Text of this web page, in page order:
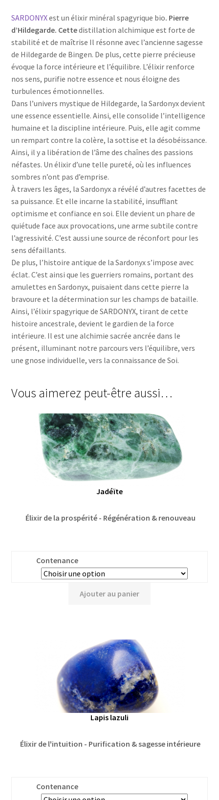
SARDONYXest un élixir minéral spagyrique bio. Pierre
d’Hildegarde. Cettedistillation alchimique est forte de
stabilité et de maîtrise Il résonne avec l’ancienne sagesse
de Hildegarde de Bingen. De plus, cette pierre précieuse
évoque la force intérieure et l’équilibre. L’élixir renforce
nos sens, purifie notre essence et nous éloigne des
turbulences émotionnelles.
Dans l’univers mystique de Hildegarde, la Sardonyx devient
une essence essentielle. Ainsi, elle consolide l’intelligence
humaine et la discipline intérieure. Puis, elle agit comme
un rempart contre la colère, la sottise et la désobéissance.
Ainsi, il y a libération de l’âme des chaînes des passions
néfastes. Un élixir d’une telle pureté, où les influences
sombres n’ont pas d’emprise.
À travers les âges, la Sardonyx a révélé d’autres facettes de
sa puissance. Et elle incarne la stabilité, insufflant
optimisme et confiance en soi. Elle devient un phare de
quiétude face aux provocations, une arme subtile contre
l’agressivité. C’est aussi une source de réconfort pour les
sens défaillants.
De plus, l’histoire antique de la Sardonyx s’impose avec
éclat. C’est ainsi que les guerriers romains, portant des
amulettes en Sardonyx, puisaient dans cette pierre la
bravoure et la détermination sur les champs de bataille.
Ainsi, l’élixir spagyrique de SARDONYX, tirant de cette
histoire ancestrale, devient le gardien de la force
intérieure. Il est une alchimie sacrée ancrée dans le
présent, illuminant notre parcours vers l’équilibre, vers
une gnose individuelle, vers la connaissance de Soi.
Vous aimerez peut-être aussi…
Jadéïte
Élixir de la prospérité - Régénération & renouveau
Contenance
Ajouter au panier
Lapis lazuli
Élixir de l'intuition - Purification & sagesse intérieure
Contenance